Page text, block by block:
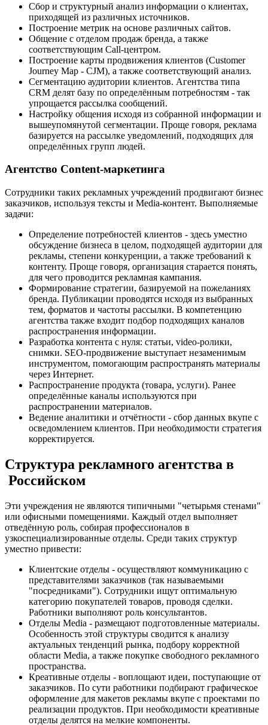
Сбор и структурный анализ информации о клиентах,
приходящей из различных источников.
Построение метрик на основе различных сайтов.
Общение с отделом продаж бренда, а также
соответствующим Call-центром.
Построение карты продвижения клиентов (Customer
Journey Map - CJM), а также соответствующий анализ.
Сегментацию аудитории клиентов. Агентства типа
CRM делят базу по определённым потребностям - так
упрощается рассылка сообщений.
Настройку общения исходя из собранной информации и
вышеупомянутой сегментации. Проще говоря, реклама
базируется на рассылке уведомлений, подходящих для
определённых групп людей.
Агентство Content-маркетинга
Сотрудники таких рекламных учреждений продвигают бизнес
заказчиков, используя тексты и Media-контент. Выполняемые
задачи:
Определение потребностей клиентов - здесь уместно
обсуждение бизнеса в целом, подходящей аудитории для
рекламы, степени конкуренции, а также требований к
контенту. Проще говоря, организация старается понять,
для чего проводится рекламная кампания.
Формирование стратегии, базируемой на пожеланиях
бренда. Публикации проводятся исходя из выбранных
тем, форматов и частоты рассылки. В компетенцию
агентства также входит подбор подходящих каналов
распространения информации.
Разработка контента с нуля: статьи, video-ролики,
снимки. SEO-продвижение выступает незаменимым
инструментом, помогающим распространять материалы
через Интернет.
Распространение продукта (товара, услуги). Ранее
определённые каналы используются при
распространении материалов.
Ведение аналитики и отчётности - сбор данных вкупе с
осведомлением клиентов. При необходимости стратегия
корректируется.
Структура рекламного агентства в
Российском
Эти учреждения не являются типичными "четырьмя стенами"
или офисными помещениями. Каждый отдел выполняет
отведённую роль, собирая профессионалов в
узкоспециализированные отделы. Среди таких структур
уместно привести:
Клиентские отделы - осуществляют коммуникацию с
представителями заказчиков (так называемыми
"посредниками"). Сотрудники ищут оптимальную
категорию покупателей товаров, проводя сделки.
Работники выполняют роль консультантов.
Отделы Media - размещают подготовленные материалы.
Особенность этой структуры сводится к анализу
актуальных тенденций рынка, подбору корректной
области Media, а также покупке свободного рекламного
пространства.
Креативные отделы - воплощают идеи, поступающие от
заказчиков. По сути работники подбирают графическое
оформление для макетов рекламы вкупе с проектами по
реализации продуктов. При необходимости креативные
отделы делятся на мелкие компоненты.